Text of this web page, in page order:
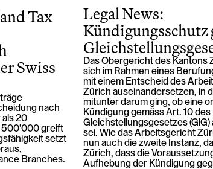
Tax
Swiss
nach
als 20
500'000 greift
setzt
Branches.
Legal News:
Kündigungsschutz
Das Obergericht des Kantons
sich im Rahmen eines
mit einem Entscheid des
Zürich auseinandersetzen, in
mitunter darum ging, ob eine
Kündigung gemäss Art. 10 des
Gleichstellungsgesetzes
sei. Wie das Arbeitsgericht
nun auch die zweite Instanz,
Zürich, dass die
Aufhebung der Kündigung